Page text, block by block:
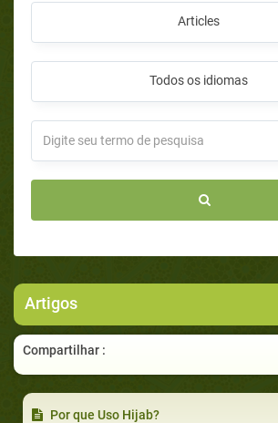
Articles
Todos os idiomas
Artigos
Compartilhar :
Por que Uso Hijab?